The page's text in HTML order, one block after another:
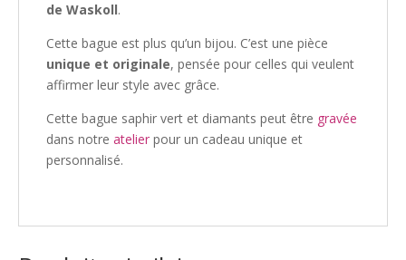
de Waskoll.
Cette bague est plus qu’un bijou. C’est une pièce
unique et originale, pensée pour celles qui veulent
affirmer leur style avec grâce.
Cette bague saphir vert et diamants peut être gravée
dans notre atelier pour un cadeau unique et
personnalisé.